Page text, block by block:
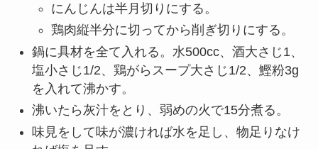
にんじんは半月切りにする。
鶏肉縦半分に切ってから削ぎ切りにする。
鍋に具材を全て入れる。水500cc、酒大さじ1、
塩小さじ1/2、鶏がらスープ大さじ1/2、鰹粉3g
を入れて沸かす。
沸いたら灰汁をとり、弱めの火で15分煮る。
味見をして味が濃ければ水を足し、物足りなけ